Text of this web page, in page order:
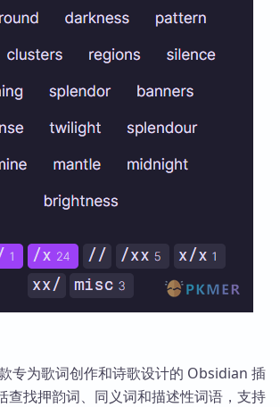
专为歌词创作和诗歌设计的 Obsidian 插
查找押韵词、同义词和描述性词语，支持